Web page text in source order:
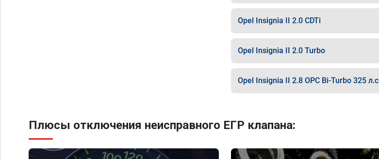
Opel Insignia II 2.0 CDTi
Opel Insignia II 2.0 Turbo
Opel Insignia II 2.8 OPC Bi-Turbo 325 л.с
Плюсы отключения неисправного ЕГР клапана: